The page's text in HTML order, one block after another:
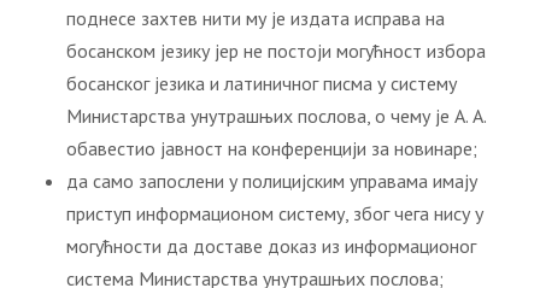
поднесе захтев нити му је издата исправа на
босанском језику јер не постоји могућност избора
босанског језика и латиничног писма у систему
Министарства унутрашњих послова, о чему је А. А.
обавестио јавност на конференцији за новинаре;
да само запослени у полицијским управама имају
приступ информационом систему, због чега нису у
могућности да доставе доказ из информационог
система Министарства унутрашњих послова;